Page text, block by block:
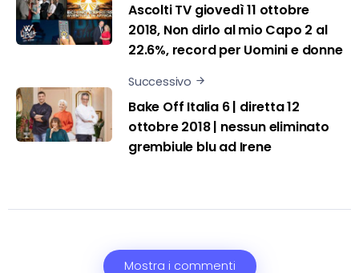
Ascolti TV giovedì 11 ottobre
2018, Non dirlo al mio Capo 2 al
22.6%, record per Uomini e donne
Successivo
Bake Off Italia 6 | diretta 12
ottobre 2018 | nessun eliminato
grembiule blu ad Irene
Mostra i commenti